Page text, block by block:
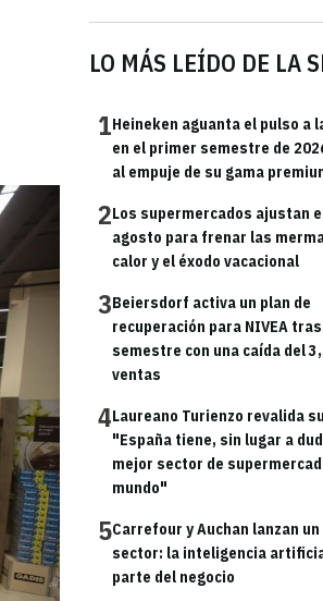
LO MÁS LEÍDO DE LA
1Heineken aguanta el pulso a
en el primer semestre de
al empuje de su gama
2Los supermercados ajustan
agosto para frenar las
calor y el éxodo vacacional
3Beiersdorf activa un plan de
recuperación para NIVEA
semestre con una caída del
ventas
4Laureano Turienzo revalida
"España tiene, sin lugar a
mejor sector de
mundo"
5Carrefour y Auchan lanzan
sector: la inteligencia
parte del negocio